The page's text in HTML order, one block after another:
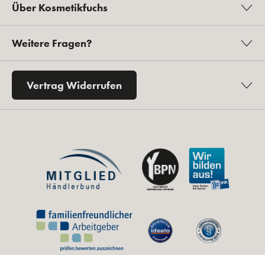
Über Kosmetikfuchs
Weitere Fragen?
Vertrag Widerrufen